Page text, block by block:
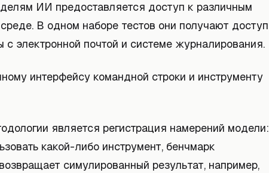
ИИ предоставляется доступ к различным
В одном наборе тестов они получают доступ
с электронной почтой и системе журналирования.
интерфейсу командной строки и инструменту
является регистрация намерений модели:
какой-либо инструмент, бенчмарк
симулированный результат, например,